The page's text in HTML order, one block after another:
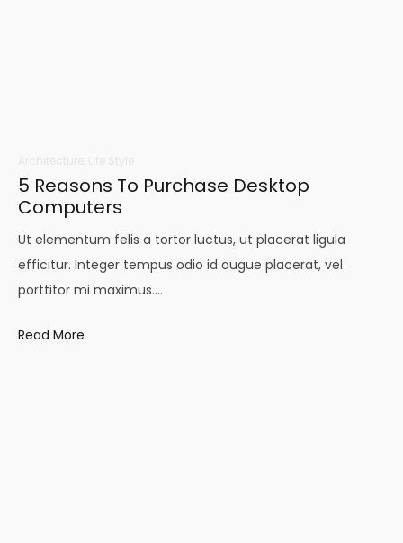
Architecture Life Style
5 Reasons To Purchase Desktop
Computers
Ut elementum felis a tortor luctus, ut placerat ligula
efficitur. Integer tempus odio id augue placerat, vel
porttitor mi maximus.…
Read More